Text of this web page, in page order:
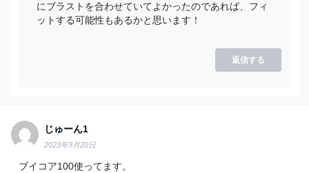
にブラストを合わせていてよかったのであれば、フィ
ットする可能性もあるかと思います！
返信する
じゅーん1
2023年3月20日
ブイコア100使ってます。